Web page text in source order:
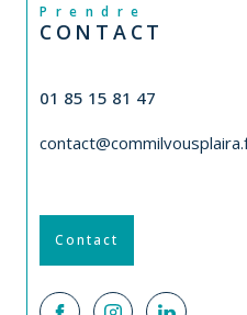
Prendre
contact@commilvousplaira.fr